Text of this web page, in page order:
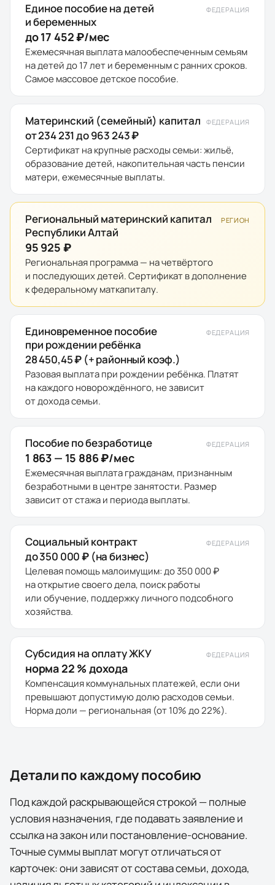
Единое пособие на детей
и беременных
ФЕДЕРАЦИЯ
до 17 452 ₽/мес
Ежемесячная выплата малообеспеченным семьям
на детей до 17 лет и беременным с ранних сроков.
Самое массовое детское пособие.
Материнский (семейный) капитал ФЕДЕРАЦИЯ
от 234 231 до 963 243 ₽
Сертификат на крупные расходы семьи: жильё,
образование детей, накопительная часть пенсии
матери, ежемесячные выплаты.
Региональный материнский капитал
Республики Алтай
РЕГИОН
95 925 ₽
Региональная программа — на четвёртого
и последующих детей. Сертификат в дополнение
к федеральному маткапиталу.
Единовременное пособие
при рождении ребёнка
ФЕДЕРАЦИЯ
28 450,45 ₽ (+ районный коэф.)
Разовая выплата при рождении ребёнка. Платят
на каждого новорождённого, не зависит
от дохода семьи.
Пособие по безработице ФЕДЕРАЦИЯ
1 863 — 15 886 ₽/мес
Ежемесячная выплата гражданам, признанным
безработными в центре занятости. Размер
зависит от стажа и периода выплаты.
Социальный контракт ФЕДЕРАЦИЯ
до 350 000 ₽ (на бизнес)
Целевая помощь малоимущим: до 350 000 ₽
на открытие своего дела, поиск работы
или обучение, поддержку личного подсобного
хозяйства.
Субсидия на оплату ЖКУ ФЕДЕРАЦИЯ
норма 22 % дохода
Компенсация коммунальных платежей, если они
превышают допустимую долю расходов семьи.
Норма доли — региональная (от 10% до 22%).
Детали по каждому пособию
Под каждой раскрывающейся строкой — полные
условия назначения, где подавать заявление и
ссылка на закон или постановление-основание.
Точные суммы выплат могут отличаться от
карточек: они зависят от состава семьи, дохода,